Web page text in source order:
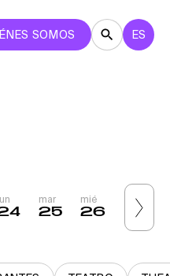
SOMOS ES
mar
25
mié
26 27